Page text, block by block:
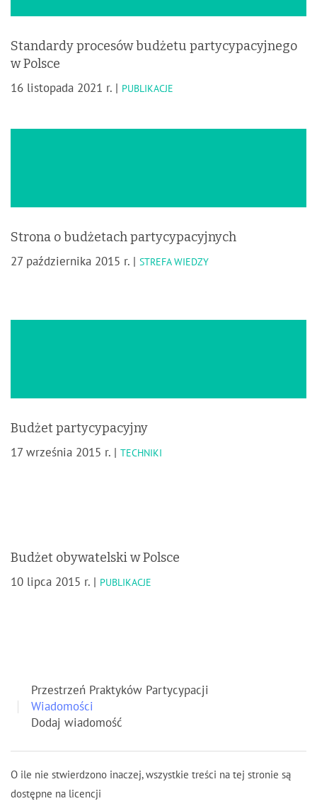
Standardy procesów budżetu partycypacyjnego
w Polsce
16 listopada 2021 r. | PUBLIKACJE
Strona o budżetach partycypacyjnych
27 października 2015 r. | STREFA WIEDZY
Budżet partycypacyjny
17 września 2015 r. | TECHNIKI
Budżet obywatelski w Polsce
10 lipca 2015 r. | PUBLIKACJE
Przestrzeń Praktyków Partycypacji
Wiadomości
Dodaj wiadomość
O ile nie stwierdzono inaczej, wszystkie treści na tej stronie są
dostępne na licencji